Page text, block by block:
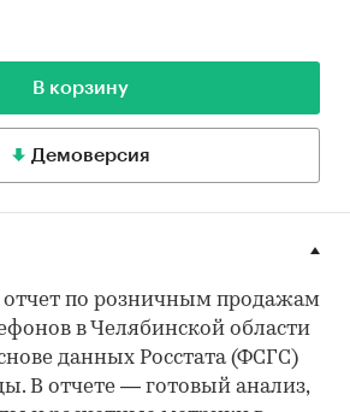
В корзину
Демоверсия
по розничным продажам
в Челябинской области
данных Росстата (ФСГС)
В отчете — готовый анализ,